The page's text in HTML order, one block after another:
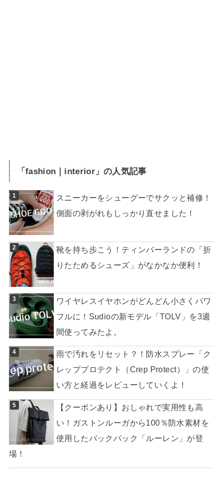
「fashion｜interior」の人気記事
スニーカーをシューグーでサクッと補修！
側面の剥がれもしっかり直せました！
靴を持ち歩こう！ティンバーランドの「折
りたためるシューズ」がなかなか便利！
ワイヤレスイヤホンがどんどん小さくパワ
フルに！Sudioの新モデル「TOLV」を3週
間使ってみたよ。
雨で汚れをリセット？！防水スプレー「ク
レッププロテクト（Crep Protect）」の使
い方と経過をレビューしていくよ！
【クーポンあり】おしゃれで実用性も高
い！ガストンルーガから100％防水素材を
使用したバックパック「ルーレン」が登
場！